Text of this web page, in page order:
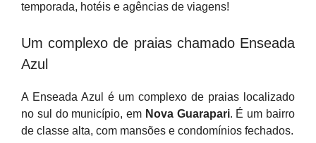
temporada, hotéis e agências de viagens!
Um complexo de praias chamado Enseada
Azul
A Enseada Azul é um complexo de praias localizado
no sul do município, em Nova Guarapari. É um bairro
de classe alta, com mansões e condomínios fechados.